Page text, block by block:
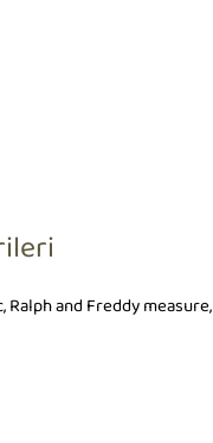
and Freddy measure,